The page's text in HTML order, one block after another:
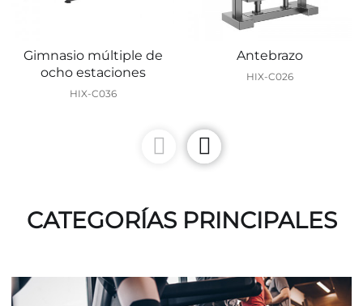
Gimnasio múltiple de
ocho estaciones
HIX-C036
Antebrazo
HIX-C026
CATEGORÍAS PRINCIPALES